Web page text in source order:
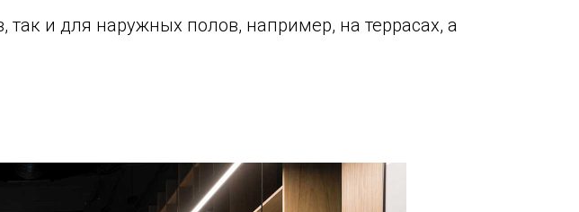
и для наружных полов, например, на террасах, а